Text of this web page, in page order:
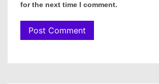
for the next time I comment.